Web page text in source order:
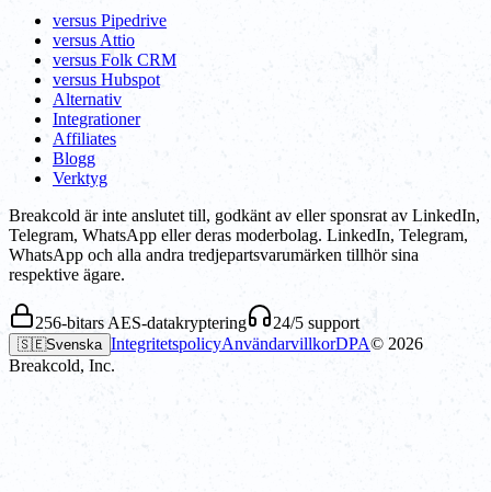
versus Pipedrive
versus Attio
versus Folk CRM
versus Hubspot
Alternativ
Integrationer
Affiliates
Blogg
Verktyg
Breakcold är inte anslutet till, godkänt av eller sponsrat av LinkedIn,
Telegram, WhatsApp eller deras moderbolag. LinkedIn, Telegram,
WhatsApp och alla andra tredjepartsvarumärken tillhör sina
respektive ägare.
256-bitars AES-datakryptering 24/5 support
🇸🇪Svenska IntegritetspolicyAnvändarvillkorDPA© 2026
Breakcold, Inc.